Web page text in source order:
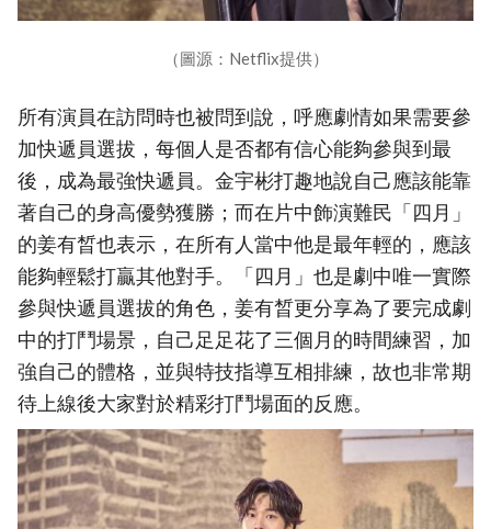
（圖源：Netflix提供）
所有演員在訪問時也被問到說，呼應劇情如果需要參
加快遞員選拔，每個人是否都有信心能夠參與到最
後，成為最強快遞員。金宇彬打趣地說自己應該能靠
著自己的身高優勢獲勝；而在片中飾演難民「四月」
的姜有晳也表示，在所有人當中他是最年輕的，應該
能夠輕鬆打贏其他對手。「四月」也是劇中唯一實際
參與快遞員選拔的角色，姜有晳更分享為了要完成劇
中的打鬥場景，自己足足花了三個月的時間練習，加
強自己的體格，並與特技指導互相排練，故也非常期
待上線後大家對於精彩打鬥場面的反應。